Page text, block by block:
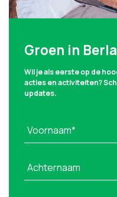
Groen in
Wil je als eerste op de
acties en activiteiten?
updates.
Voornaam*
Achternaam